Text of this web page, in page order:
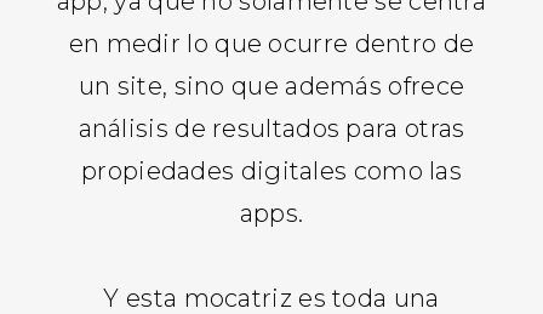
en medir lo que ocurre dentro de
un site, sino que además ofrece
análisis de resultados para otras
propiedades digitales como las
apps.
Y esta mocatriz es toda una